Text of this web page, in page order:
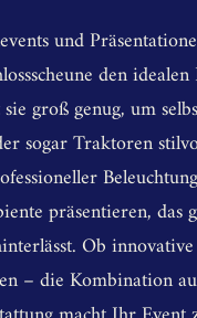
und
den
groß genug, um
sogar Traktoren
präsentieren, das
Ob
– die Kombination